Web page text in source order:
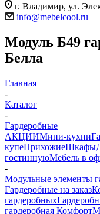
г. Владимир, ул.
info@mebelcool.ru
Модуль Б49
Белла
Главная
-
Каталог
-
Гардеробные
АКЦИИМини-кухни
купеПрихожиеШкафы
гостиннуюМебель в
-
Модульные элементы
Гардеробные на заказ
гардеробных
гардеробная Комфорт